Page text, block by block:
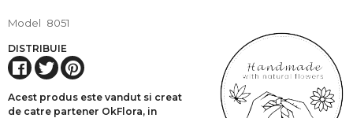
Model 8051
DISTRIBUIE
Acest produs este vandut si creat
de catre partener OkFlora, in